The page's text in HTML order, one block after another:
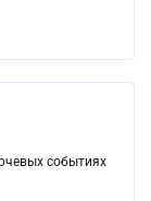
событиях